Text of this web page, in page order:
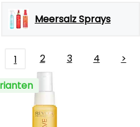
Meersalz Sprays
1 2 3 4
>